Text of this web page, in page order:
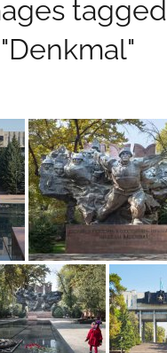
tagged
"Denkmal"